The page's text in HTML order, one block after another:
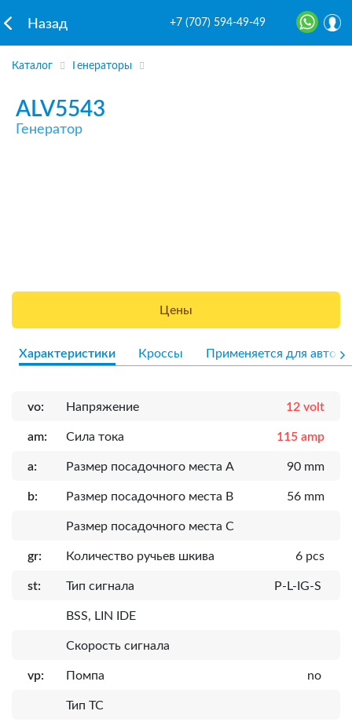
Назад +7 (707) 594-49-49
Каталог Генераторы
ALV5543
Генератор
Цены
Характеристики Кроссы Применяется для авто
vo: Напряжение 12 volt
am: Сила тока 115 amp
a: Размер посадочного места A 90 mm
b: Размер посадочного места B 56 mm
Размер посадочного места C
gr: Количество ручьев шкива 6 pcs
st: Тип сигнала P-L-IG-S
BSS, LIN IDE
Скорость сигнала
vp: Помпа no
Тип ТС